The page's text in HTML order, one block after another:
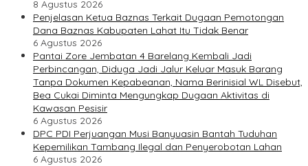
8 Agustus 2026
Penjelasan Ketua Baznas Terkait Dugaan Pemotongan
Dana Baznas Kabupaten Lahat Itu Tidak Benar
6 Agustus 2026
Pantai Zore Jembatan 4 Barelang Kembali Jadi
Perbincangan, Diduga Jadi Jalur Keluar Masuk Barang
Tanpa Dokumen Kepabeanan, Nama Berinisial WL Disebut,
Bea Cukai Diminta Mengungkap Dugaan Aktivitas di
Kawasan Pesisir
6 Agustus 2026
DPC PDI Perjuangan Musi Banyuasin Bantah Tuduhan
Kepemilikan Tambang Ilegal dan Penyerobotan Lahan
6 Agustus 2026